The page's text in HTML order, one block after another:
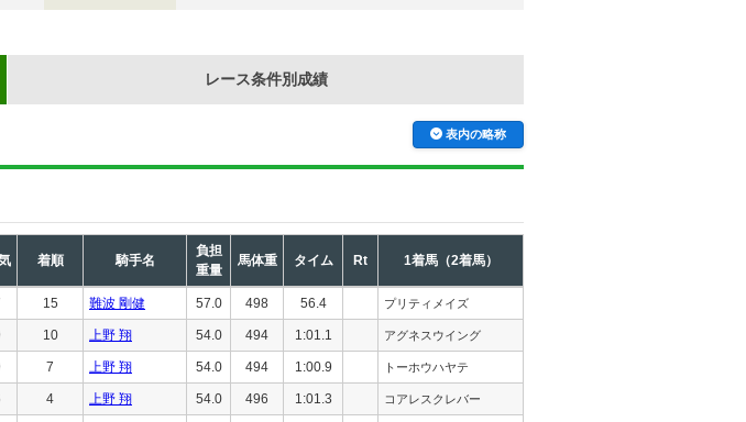
レース条件別成績
表内の略称
着順 騎手名
負担
重量
馬体重 タイム Rt 1着馬（2着馬）
15 難波 剛健 57.0 498 56.4 プリティメイズ
10 上野 翔 54.0 494 1:01.1 アグネスウイング
7 上野 翔 54.0 494 1:00.9 トーホウハヤテ
4 上野 翔 54.0 496 1:01.3 コアレスクレバー